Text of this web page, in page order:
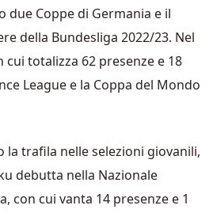
due Coppe di Germania e il
della Bundesliga 2022/23. Nel
cui totalizza 62 presenze e 18
League e la Coppa del Mondo
la trafila nelle selezioni giovanili,
debutta nella Nazionale
con cui vanta 14 presenze e 1